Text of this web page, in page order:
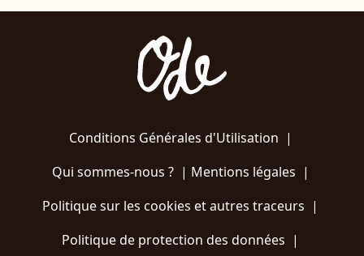
Conditions Générales d'Utilisation |
Qui sommes-nous ?| Mentions légales |
Politique sur les cookies et autres traceurs |
Politique de protection des données |